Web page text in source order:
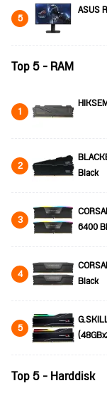
5 ASUS
Top 5 - RAM
1
2
Black
3
6400
4
Black
5
Top 5 - Harddisk